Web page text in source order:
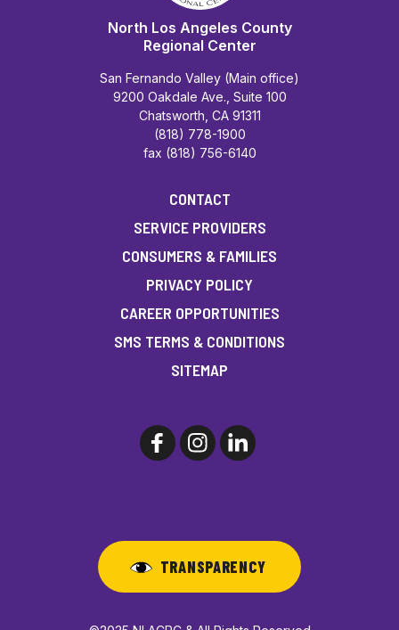
North Los Angeles County
Regional Center
San Fernando Valley (Main office)
9200 Oakdale Ave., Suite 100
Chatsworth, CA 91311
(818) 778-1900
fax (818) 756-6140
CONTACT
SERVICE PROVIDERS
CONSUMERS & FAMILIES
PRIVACY POLICY
CAREER OPPORTUNITIES
SMS TERMS & CONDITIONS
SITEMAP
TRANSPARENCY